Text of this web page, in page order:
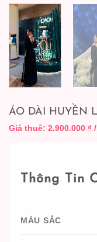
ÁO DÀI HUYỀN
Giá thuê: 2.900.000 ₫
Thông Tin
MÀU SẮC